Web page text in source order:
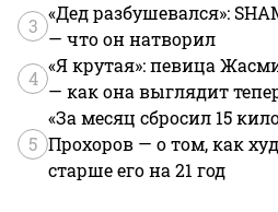
3
«Дед разбушевался»:
— что он натворил
4
«Я крутая»: певица
— как она выглядит
5
«За месяц сбросил 15
Прохоров — о том, как
старше его на 21 год